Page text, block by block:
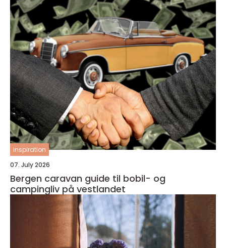
inspiration
07. July 2026
Bergen caravan guide til bobil- og
campingliv på vestlandet